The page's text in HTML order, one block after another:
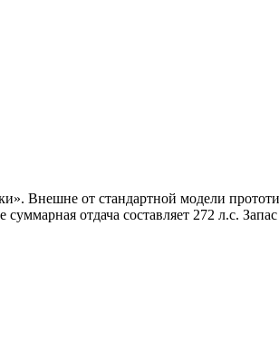
Внешне от стандартной модели
отдача составляет 272 л.с.